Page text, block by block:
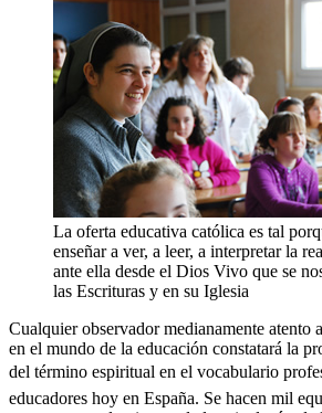
La oferta educativa católica es tal
enseñar a ver, a leer, a interpretar la
ante ella desde el Dios Vivo que se
las Escrituras y en su Iglesia
Cualquier observador medianamente atento
en el mundo de la educación constatará la
del término espiritual en el vocabulario
educadores hoy en España. Se hacen mil